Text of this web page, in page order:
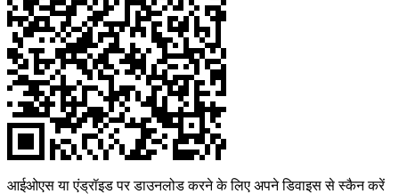
आईओएस या एंड्रॉइड पर डाउनलोड करने के लिए अपने डिवाइस से स्कैन करें